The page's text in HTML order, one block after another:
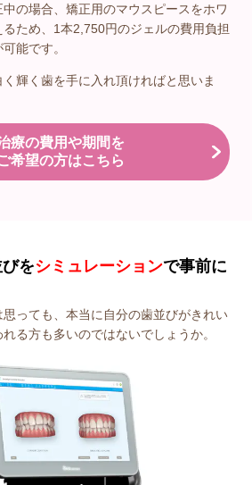
の場合、矯正用のマウスピースをホワ
ため、1本2,750円のジェルの費用負担
能です。
輝く歯を手に入れ頂ければと思いま
療の費用や期間を
希望の方はこちら
をシミュレーションで事前に
っても、本当に自分の歯並びがきれい
る方も多いのではないでしょうか。